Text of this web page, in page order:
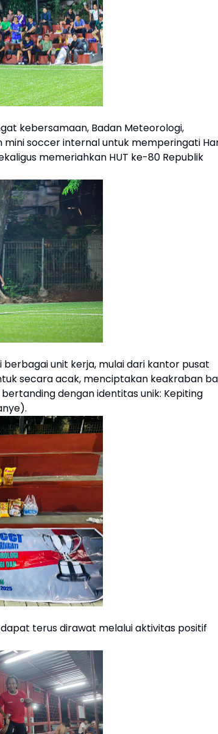
kebersamaan, Badan Meteorologi,
mini soccer internal untuk memperingati
memeriahkan HUT ke-80 Republik
berbagai unit kerja, mulai dari kantor pusat
secara acak, menciptakan keakraban
dengan identitas unik: Kepiting
terus dirawat melalui aktivitas positif